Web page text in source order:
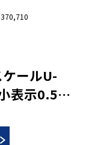
ールU-
表示0.5㎏